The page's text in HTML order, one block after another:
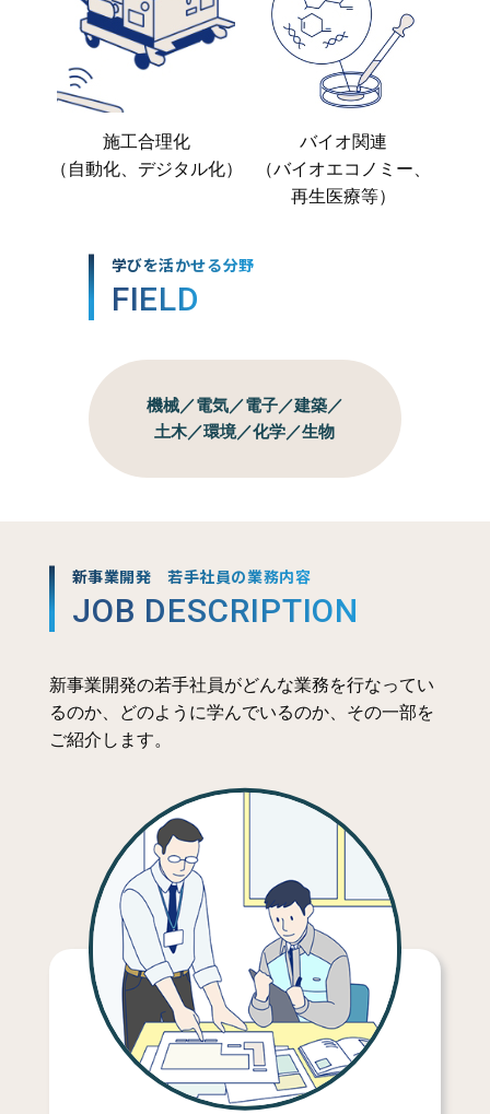
施工合理化
（自動化、デジタル化）
バイオ関連
（バイオエコノミー、
再生医療等）
学びを活かせる分野
FIELD
機械／電気／電子／建築／
土木／環境／化学／生物
新事業開発 若手社員の業務内容
JOB DESCRIPTION
新事業開発の若手社員がどんな業務を行なってい
るのか、どのように学んでいるのか、その一部を
ご紹介します。